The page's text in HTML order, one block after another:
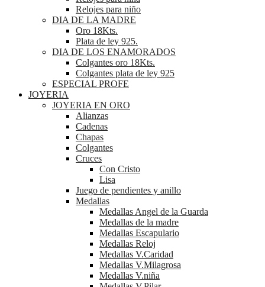
Relojes para niño
DIA DE LA MADRE
Oro 18Kts.
Plata de ley 925.
DIA DE LOS ENAMORADOS
Colgantes oro 18Kts.
Colgantes plata de ley 925
ESPECIAL PROFE
JOYERIA
JOYERIA EN ORO
Alianzas
Cadenas
Chapas
Colgantes
Cruces
Con Cristo
Lisa
Juego de pendientes y anillo
Medallas
Medallas Angel de la Guarda
Medallas de la madre
Medallas Escapulario
Medallas Reloj
Medallas V.Caridad
Medallas V.Milagrosa
Medallas V.niña